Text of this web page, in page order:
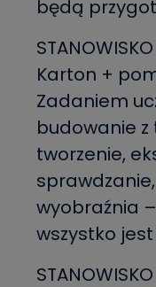
będą
Karton +
Zadaniem
budowanie
tworzenie,
wyobraźnia –
wszystko